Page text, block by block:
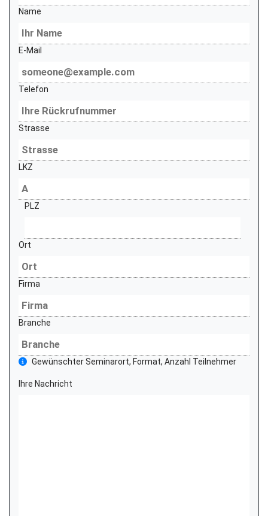
Name
E-Mail
Telefon
Strasse
LKZ
PLZ
Ort
Firma
Branche
Gewünschter Seminarort, Format, Anzahl Teilnehmer
Ihre Nachricht